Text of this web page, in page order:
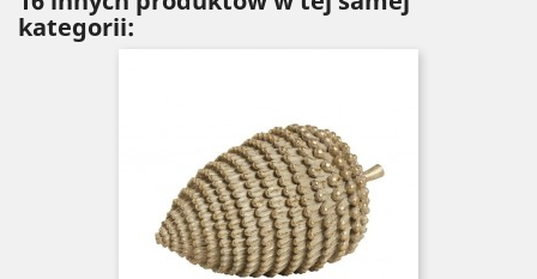
kategorii: